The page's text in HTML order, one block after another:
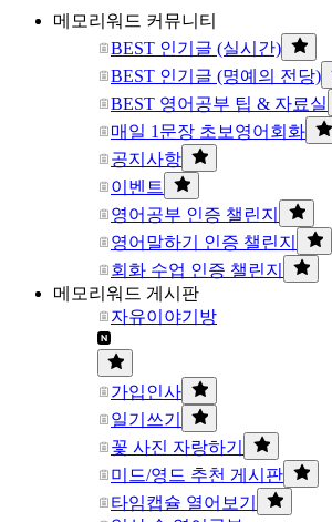
메모리워드 커뮤니티
BEST 인기글 (실시간)
BEST 인기글 (명예의 전당)
BEST 영어공부 팁 & 자료실
매일 1문장 초보영어회화
공지사항
이벤트
영어공부 인증 챌린지
영어말하기 인증 챌린지
회화 수업 인증 챌린지
메모리워드 게시판
자유이야기방
가입인사
일기쓰기
꽃 사진 자랑하기
미드/영드 추천 게시판
타임캡슐 열어보기